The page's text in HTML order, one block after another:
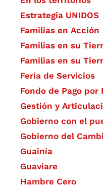
Estrategia UNIDOS
Familias en Acción
Familias en su
Familias en su
Feria de Servicios
Fondo de Pago por
Gestión y
Gobierno con el
Gobierno del
Guainía
Guaviare
Hambre Cero